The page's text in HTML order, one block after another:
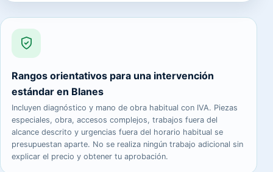
Rangos orientativos para una intervención
estándar en Blanes
Incluyen diagnóstico y mano de obra habitual con IVA. Piezas
especiales, obra, accesos complejos, trabajos fuera del
alcance descrito y urgencias fuera del horario habitual se
presupuestan aparte. No se realiza ningún trabajo adicional sin
explicar el precio y obtener tu aprobación.